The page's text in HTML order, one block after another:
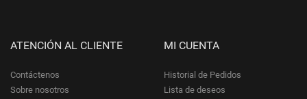
ATENCIÓN AL CLIENTE
Contáctenos
Sobre nosotros
MI CUENTA
Historial de Pedidos
Lista de deseos